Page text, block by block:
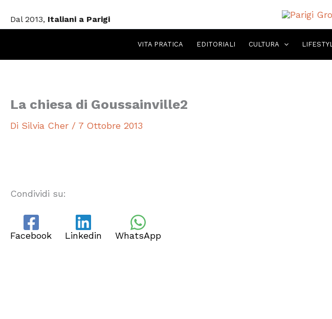
Dal 2013, Italiani a Parigi
VITA PRATICA EDITORIALI CULTURA
La chiesa di Goussainville2
Di Silvia Cher / 7 Ottobre 2013
Condividi su:
Facebook Linkedin WhatsApp